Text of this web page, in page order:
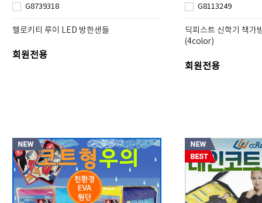
G8739318
헬로키티 루이 LED 방한샌들
회원전용
G8113249
딕피스트 신학기 책가
(4color)
회원전용